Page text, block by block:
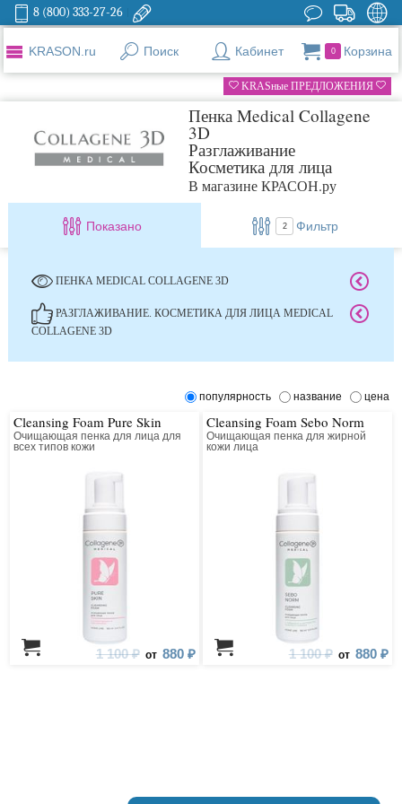
8 (800) 333-27-26
KRASON.ru Поиск Кабинет 0 Корзина
KRASные ПРЕДЛОЖЕНИЯ
Пенка Medical Collagene
3D
Разглаживание
Косметика для лица
В магазине КРАСОН.ру
Показано 2 Фильтр
ПЕНКА MEDICAL COLLAGENE 3D
РАЗГЛАЖИВАНИЕ. КОСМЕТИКА ДЛЯ ЛИЦА MEDICAL
COLLAGENE 3D
популярность название цена
Cleansing Foam Pure Skin
Очищающая пенка для лица для
всех типов кожи
1 100 ₽ от 880 ₽
Cleansing Foam Sebo Norm
Очищающая пенка для жирной
кожи лица
1 100 ₽ от 880 ₽